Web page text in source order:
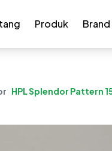
Produk Brand
HPL Splendor Pattern